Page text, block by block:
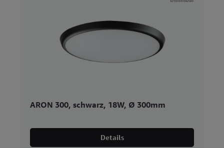
ARON 300, schwarz, 18W, Ø 300mm
Details